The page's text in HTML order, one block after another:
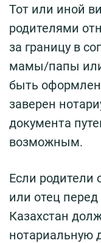
Тот или иной
родителями
за границу в
мамы/папы или
быть
заверен
документа
возможным.
Если родители
или отец
Казахстан
нотариальную